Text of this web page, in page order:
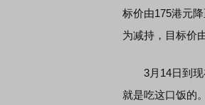
标价由175港元
为减持，目标价
3月14日到现
就是吃这口饭的